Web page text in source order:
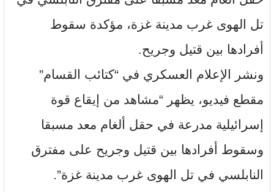
تل الهوى غرب مدينة غزة، مؤكدة سقوط
أفرادها بين قتيل وجريح.
ونشر الإعلام العسكري في “كتائب القسام”
مقطع فيديو، يظهر “مشاهد من إيقاع قوة
إسرائيلية مدرعة في حقل ألغام معد مسبقا
وسقوط أفرادها بين قتيل وجريح على مفترق
النابلسي في تل الهوى غرب مدينة غزة”.